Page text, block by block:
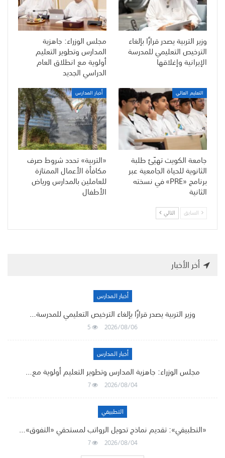
وزير التربية يصدر قرارًا بإلغاء
الترخيص التعليمي للمدرسة
الإيرانية وإغلاقها
مجلس الوزراء: جاهزية
المدارس وتطوير التعليم
أولوية مع انطلاق العام
الدراسي الجديد
التعليم العالي
جامعة الكويت تهيّئ طلبة
الثانوية للحياة الجامعية عبر
برنامج «PRE» في نسخته
الثانية
أخبار المدارس
«التربية» تحدد شروط صرف
مكافأة الأعمال الممتازة
للعاملين بالمدارس ورياض
الأطفال
السابق التالي
أخر الأخبار
أخبار المدارس
وزير التربية يصدر قرارًا بإلغاء الترخيص التعليمي للمدرسة…
2026/08/06
5
أخبار المدارس
مجلس الوزراء: جاهزية المدارس وتطوير التعليم أولوية مع…
2026/08/04
7
التطبيقي
«التطبيقي»: تقديم نماذج تحويل الرواتب لمستحقي «التفوق»…
2026/08/04
7